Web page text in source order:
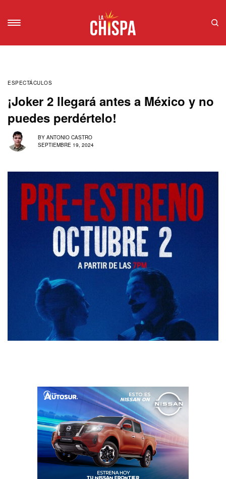
ESPECTÁCULOS
¡Joker 2 llegará antes a México y no
puedes perdértelo!
BY ANTONIO CASTRO
SEPTIEMBRE 19, 2024